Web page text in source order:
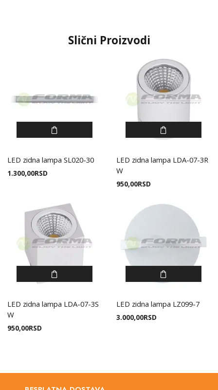
Slični Proizvodi
LED zidna lampa SL020-30
1.300,00RSD
LED zidna lampa LDA-07-3R
W
950,00RSD
LED zidna lampa LDA-07-3S
W
950,00RSD
LED zidna lampa LZ099-7
3.000,00RSD